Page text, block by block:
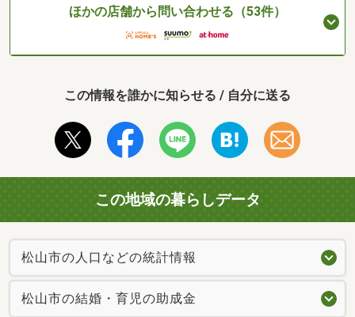
ほかの店舗から問い合わせる（53件）
この情報を誰かに知らせる / 自分に送る
この地域の暮らしデータ
松山市の人口などの統計情報
松山市の結婚・育児の助成金